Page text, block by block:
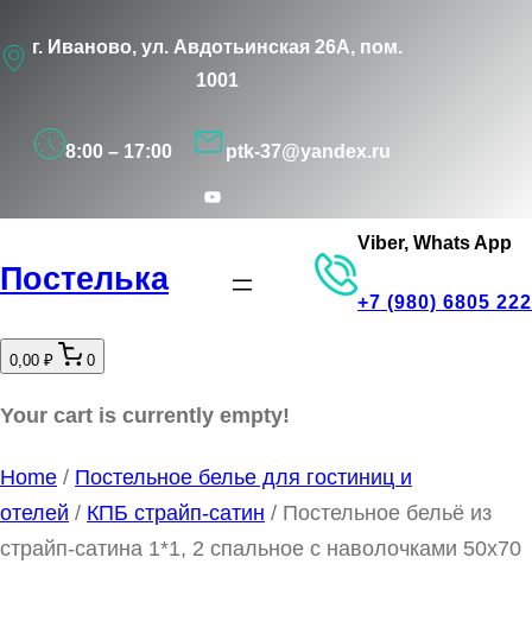
к
г. Иваново, ул. Авдотьинская 26А, пом.
1001
8:00 – 17:00 ptk-37@yandex.ru
YouTube
Постелька
Viber, Whats App
+7 (980) 6805 222
0,00 ₽ 0
Your cart is currently empty!
Home / Постельное белье для гостиниц и
отелей / КПБ страйп-сатин / Постельное бельё из
страйп-сатина 1*1, 2 спальное с наволочками 50х70